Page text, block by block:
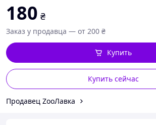
180 ₴
Заказ у продавца — от 200 ₴
Купить сейчас
Купить
Продавец ZooЛавка